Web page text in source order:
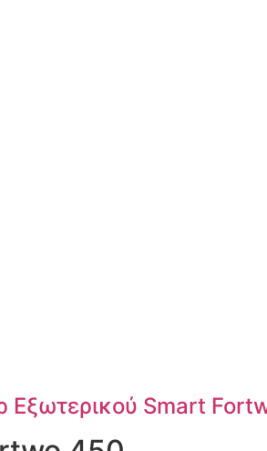
Εξωτερικού Smart